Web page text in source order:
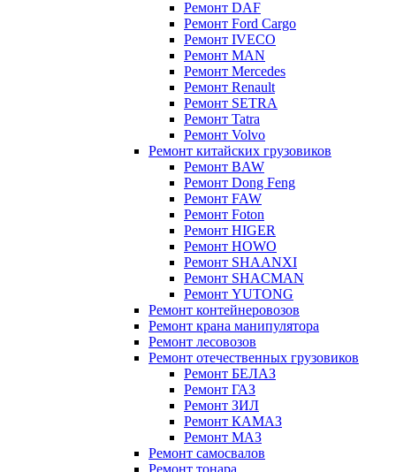
Ремонт DAF
Ремонт Ford Cargo
Ремонт IVECO
Ремонт MAN
Ремонт Mercedes
Ремонт Renault
Ремонт SETRA
Ремонт Tatra
Ремонт Volvo
Ремонт китайских грузовиков
Ремонт BAW
Ремонт Dong Feng
Ремонт FAW
Ремонт Foton
Ремонт HIGER
Ремонт HOWO
Ремонт SHAANXI
Ремонт SHACMAN
Ремонт YUTONG
Ремонт контейнеровозов
Ремонт крана манипулятора
Ремонт лесовозов
Ремонт отечественных грузовиков
Ремонт БЕЛАЗ
Ремонт ГАЗ
Ремонт ЗИЛ
Ремонт КАМАЗ
Ремонт МАЗ
Ремонт самосвалов
Ремонт тонара